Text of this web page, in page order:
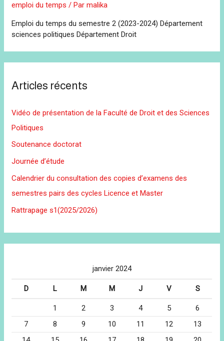
emploi du temps / Parmalika
Emploi du temps du semestre 2 (2023-2024) Département
sciences politiques Département Droit
Articles récents
Vidéo de présentation de la Faculté de Droit et des Sciences
Politiques
Soutenance doctorat
Journée d’étude
Calendrier du consultation des copies d’examens des
semestres pairs des cycles Licence et Master
Rattrapage s1(2025/2026)
janvier 2024
D L M M J V S
1 2 3 4 5
6
7
8 9 10 11 12
13